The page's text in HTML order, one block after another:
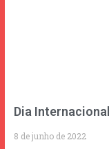
Dia
8 de junho de 2022